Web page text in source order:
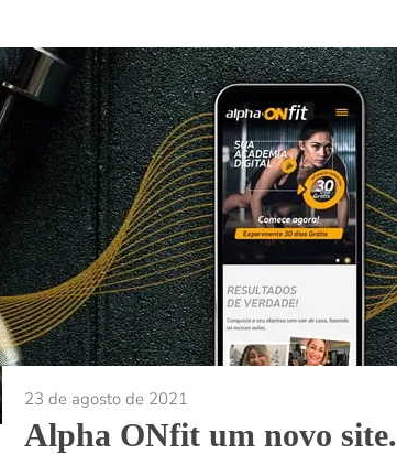
23 de agosto de 2021
Alpha ONfit um novo site.